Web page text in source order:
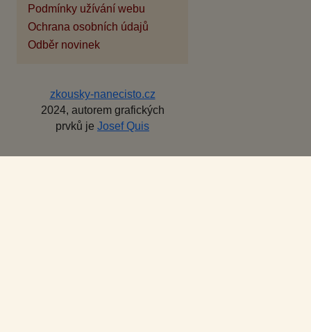
Podmínky užívání webu
Ochrana osobních údajů
Odběr novinek
zkousky-nanecisto.cz
2024, autorem grafických
prvků je Josef Quis